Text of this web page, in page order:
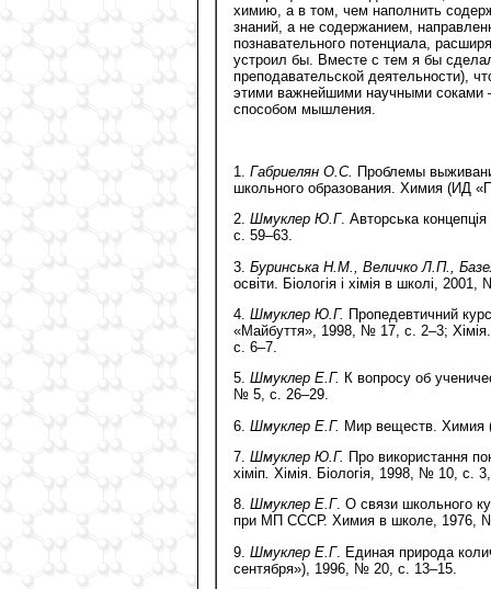
химию, а в том, чем наполнить
знаний, а не содержанием,
познавательного потенциала,
устроил бы. Вместе с тем я бы
преподавательской деятельности),
этими важнейшими научными соками
способом мышления.
1. Габриелян О.С. Проблемы
школьного образования. Химия (ИД
2. Шмуклер Ю.Г. Авторська
с. 59–63.
3. Буринська Н.М., Величко Л.П.,
освiти. Бiологiя i хiмiя в школi, 2001,
4. Шмуклер Ю.Г. Пропедевтичний
«Майбуття», 1998, № 17, с. 2–3;
с. 6–7.
5. Шмуклер Е.Г. К вопросу об
№ 5, с. 26–29.
6. Шмуклер Е.Г. Мир веществ. Химия
7. Шмуклер Ю.Г. Про використання
хiмiп Хiмiя. Бiологiя, 1998, № 10, с.
8. Шмуклер Е.Г. О связи школьного
при МП СССР. Химия в школе, 1976,
9. Шмуклер Е.Г. Единая природа
сентября»), 1996, № 20, с. 13–15.